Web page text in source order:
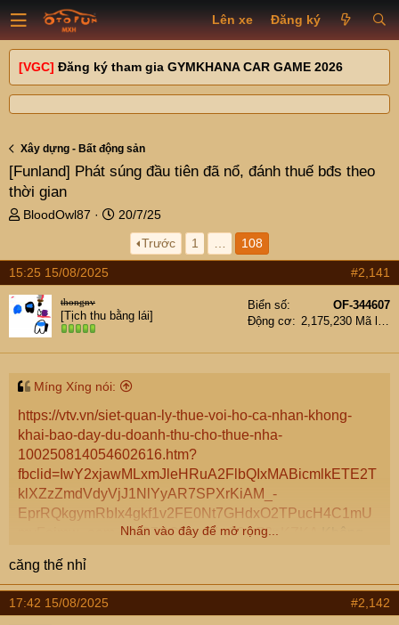
Lên xe Đăng ký
[VGC] Đăng ký tham gia GYMKHANA CAR GAME 2026
Xây dựng - Bất động sản
[Funland] Phát súng đầu tiên đã nổ, đánh thuế bđs theo
thời gian
T
e
a
d
s
t
r
BloodOwl87
N
y
i
20/7/25
Trước
1 108
15:25 15/08/2025 #2,141
thongnv
[Tịch thu bằng lái]
Biển số
OF-344607
Động cơ
2,175,230 Mã lực
Míng Xíng nói:
https://vtv.vn/siet-quan-ly-thue-voi-ho-ca-nhan-khong-
khai-bao-day-du-doanh-thu-cho-thue-nha-
100250814054602616.htm?
fbclid=IwY2xjawMLxmJleHRuA2FlbQIxMABicmlkETE2T
klXZzZmdVdyVjJ1NlYyAR7SPXrKiAM_-
EprRQkgymRbIx4gkf1v2FE0Nt7GHdxO2TPucH4C1mU
myFeimw_aem_3XS7SQMwzYw50xtZ3pKZKA
Nhấn vào đây để mở rộng...
căng thế nhỉ
17:42 15/08/2025 #2,142